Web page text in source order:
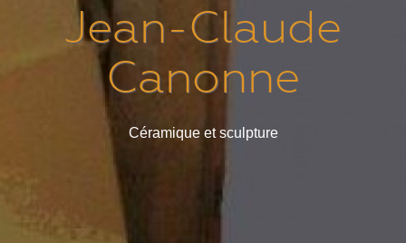
Jean-Claude
Canonne
Céramique et sculpture